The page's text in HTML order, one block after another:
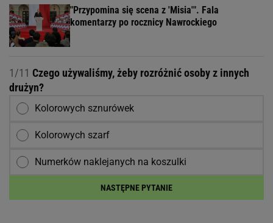
"Przypomina się scena z 'Misia'". Fala
komentarzy po rocznicy Nawrockiego
1/11 Czego używaliśmy, żeby rozróżnić osoby z innych
drużyn?
Kolorowych sznurówek
Kolorowych szarf
Numerków naklejanych na koszulki
NASTĘPNE PYTANIE